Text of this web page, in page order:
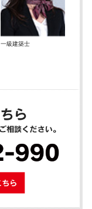
一級建築士
メールでのお